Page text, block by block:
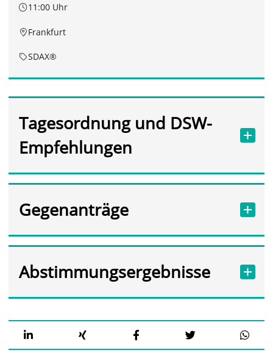
11:00 Uhr
Frankfurt
SDAX®
Tagesordnung und DSW-
Empfehlungen
Gegenanträge
Abstimmungsergebnisse